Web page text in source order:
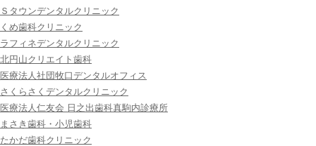
Ｓタウンデンタルクリニック
くめ歯科クリニック
ラフィネデンタルクリニック
北円山クリエイト歯科
医療法人社団牧口デンタルオフィス
さくらさくデンタルクリニック
医療法人仁友会 日之出歯科真駒内診療所
まさき歯科・小児歯科
たかだ歯科クリニック